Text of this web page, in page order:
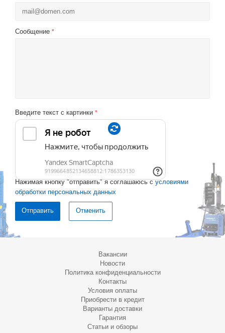
Сообщение *
Введите текст с картинки *
Нажимая кнопку "отправить" я соглашаюсь с условиями
обработки персональных данных
Отменить
Вакансии
Новости
Политика конфиденциальности
Контакты
Условия оплаты
Приобрести в кредит
Варианты доставки
Гарантия
Статьи и обзоры